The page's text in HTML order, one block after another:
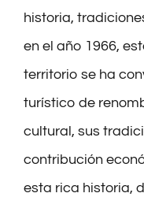
¿CÓMO LLEGAR?
historia,
en el año 1966,
territorio se ha
turístico de
cultural, sus
contribución
esta rica historia,